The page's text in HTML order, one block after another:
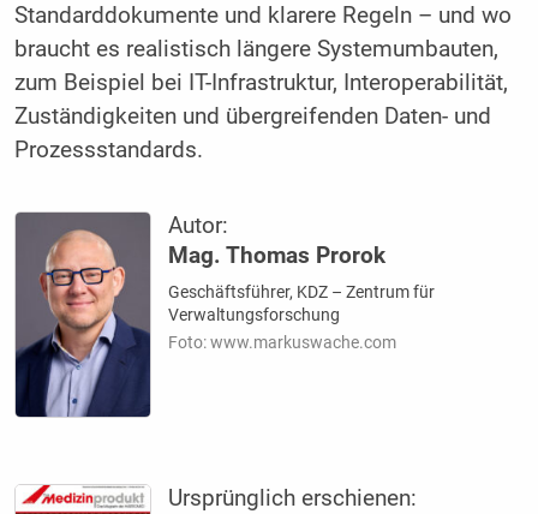
Standarddokumente und klarere Regeln – und wo
braucht es realistisch längere Systemumbauten,
zum Beispiel bei IT-Infrastruktur, Interoperabilität,
Zuständigkeiten und übergreifenden Daten- und
Prozessstandards.
Autor:
Mag. Thomas Prorok
Geschäftsführer, KDZ – Zentrum für
Verwaltungsforschung
Foto: www.markuswache.com
Ursprünglich erschienen: